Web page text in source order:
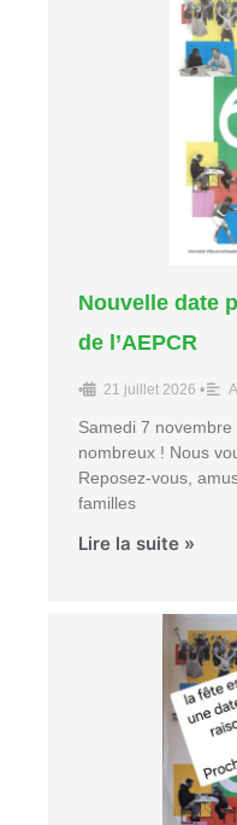
Nouvelle date
de l’AEPCR
• 21 juillet 2026 •
Samedi 7
nombreux ! Nous
Reposez-vous,
familles
Lire la suite »